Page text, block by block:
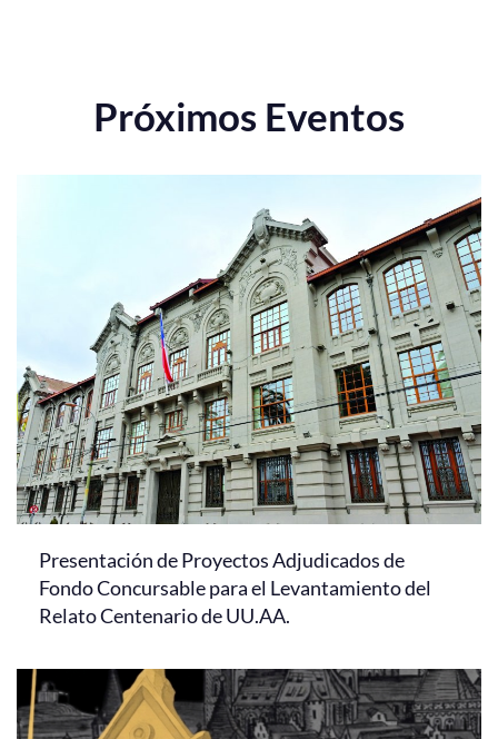
Próximos Eventos
Presentación de Proyectos Adjudicados de
Fondo Concursable para el Levantamiento del
Relato Centenario de UU.AA.